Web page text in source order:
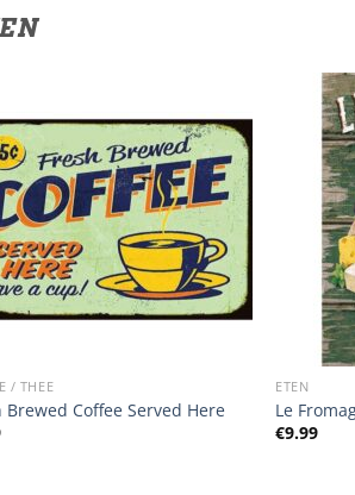
/ THEE
Brewed Coffee Served Here
ETEN
Le
€9.99